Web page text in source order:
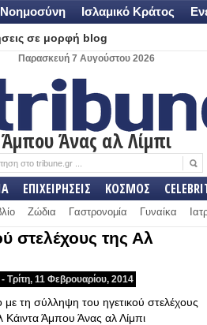
Νοημοσύνη Ισλαμικό Κράτος
σε μορφή blog
Παρασκευή 7 Αυγούστου 2026
Άμπου Άνας αλ Λίμπι
ΕΠΙΧΕΙΡΗΣΕΙΣ ΚΟΣΜΟΣ
Ζώδια Γαστρονομία Γυναίκα
στελέχους της Αλ
Τρίτη, 11 Φεβρουαρίου, 2014
με τη σύλληψη του ηγετικού στελέχους
Κάιντα Άμπου Άνας αλ Λίμπι